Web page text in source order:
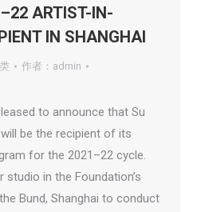
ARTIST-IN-
IN SHANGHAI
作者： admin
to announce that Su
be the recipient of its
for the 2021–22 cycle.
in the Foundation’s
Bund, Shanghai to conduct